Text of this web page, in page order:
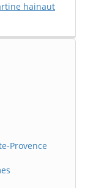
hainaut
Provence